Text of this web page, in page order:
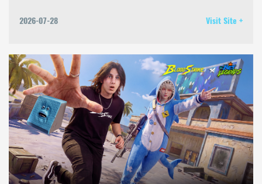
2026-07-28 Visit Site +